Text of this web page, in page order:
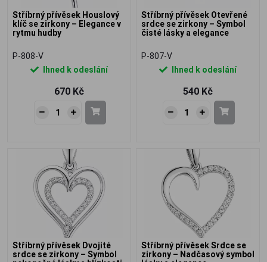
Stříbrný přívěsek Houslový
klíč se zirkony – Elegance v
rytmu hudby
P-808-V
Ihned k odeslání
670 Kč
Stříbrný přívěsek Otevřené
srdce se zirkony – Symbol
čisté lásky a elegance
P-807-V
Ihned k odeslání
540 Kč
Stříbrný přívěsek Dvojité
srdce se zirkony – Symbol
Stříbrný přívěsek Srdce se
zirkony – Nadčasový symbol